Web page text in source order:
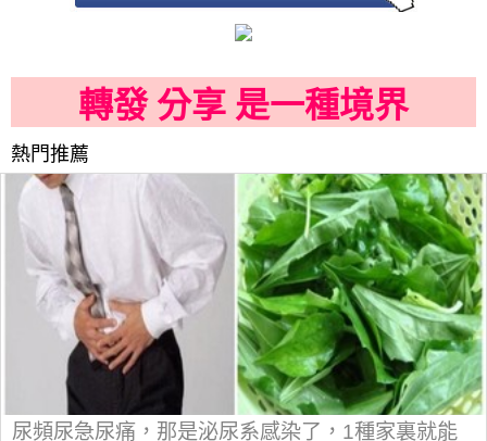
轉發 分享 是一種境界
熱門推薦
尿頻尿急尿痛，那是泌尿系感染了，1種家裏就能